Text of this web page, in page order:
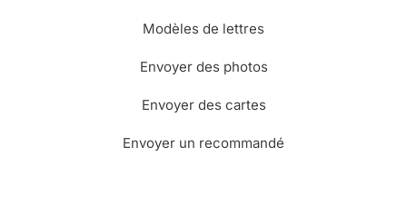
Modèles de lettres
Envoyer des photos
Envoyer des cartes
Envoyer un recommandé